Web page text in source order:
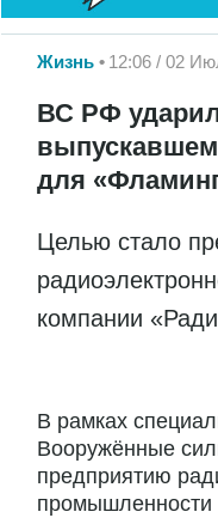
Жизнь 12:06 / 02
ВС РФ
для
Целью стало
компании
В рамках
Вооружённые
предприятию
промышленности